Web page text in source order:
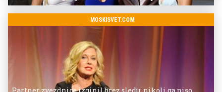
MOSKISVET.COM